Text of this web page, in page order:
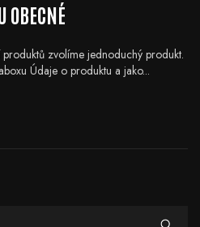
OBECNÉ
zvolíme jednoduchý produkt.
Údaje o produktu a jako...